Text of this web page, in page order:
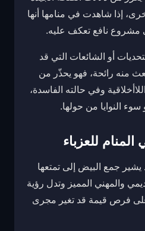
إذا شاهدت في منامها أنها
مشروع نافع تعكف عليه.
أو الشائعات التي قد
منه رائحة، فهو يحذّر من
وفي حالته الفاسدة،
النوايا من حولها.
للعزباء
يشير جمع البيض إلى تمتعها
والمهني المميز وتدل رؤية
فرص قيمة قد تغير مجرى